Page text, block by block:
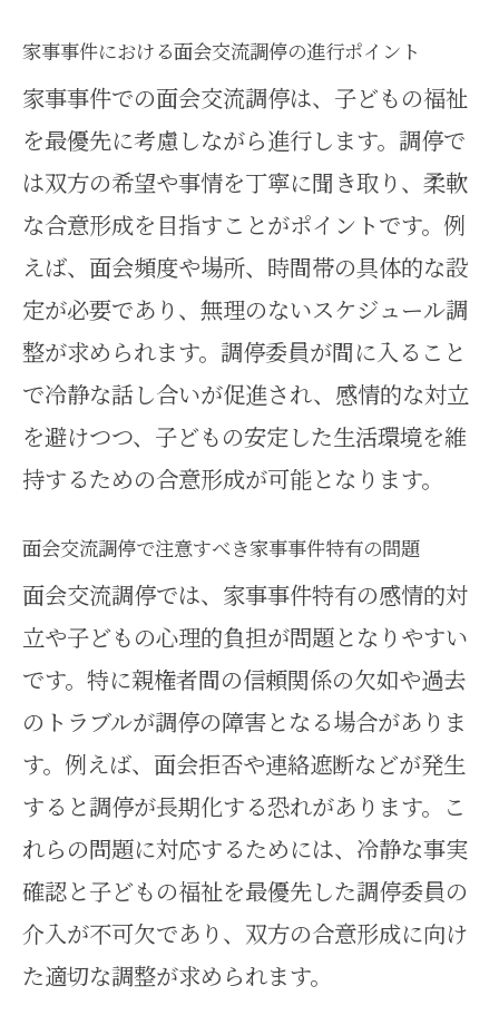
場合の解決策
面会交流調停のデメリットとトラブル
回避法
家事事件における面会交流調停の
デメリット分析
面会交流調停のトラブル事例と家
事事件的対策
家事事件で面会交流調停のリスク
を把握する
面会交流調停が意味ないと感じる
家事事件で面会交流調停の問題点
を整理
面会交流調停のデメリット回避へ
家事事件の工夫
家事事件の観点で面会交流の安心な進
め方を提案
家事事件で安心して面会交流を進
める工夫とは
面会交流調停で不安を減らす家事
事件の視点
家事事件として面会交流を安全に
家事事件における面会交流調停の進行ポイント
家事事件での面会交流調停は、子どもの福祉
を最優先に考慮しながら進行します。調停で
は双方の希望や事情を丁寧に聞き取り、柔軟
な合意形成を目指すことがポイントです。例
えば、面会頻度や場所、時間帯の具体的な設
定が必要であり、無理のないスケジュール調
整が求められます。調停委員が間に入ること
で冷静な話し合いが促進され、感情的な対立
を避けつつ、子どもの安定した生活環境を維
持するための合意形成が可能となります。
面会交流調停で注意すべき家事事件特有の問題
面会交流調停では、家事事件特有の感情的対
立や子どもの心理的負担が問題となりやすい
です。特に親権者間の信頼関係の欠如や過去
のトラブルが調停の障害となる場合がありま
す。例えば、面会拒否や連絡遮断などが発生
すると調停が長期化する恐れがあります。こ
れらの問題に対応するためには、冷静な事実
確認と子どもの福祉を最優先した調停委員の
介入が不可欠であり、双方の合意形成に向け
た適切な調整が求められます。